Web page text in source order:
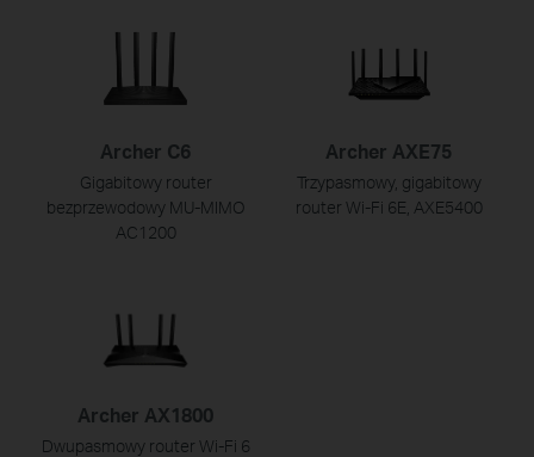
Archer C6
Gigabitowy router
bezprzewodowy MU-MIMO
AC1200
Archer AXE75
Trzypasmowy, gigabitowy
router Wi-Fi 6E, AXE5400
Archer AX1800
Dwupasmowy router Wi-Fi 6